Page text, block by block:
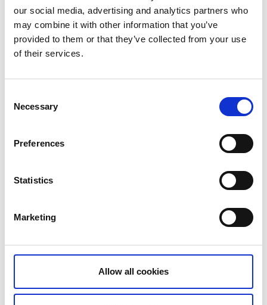
our social media, advertising and analytics partners who
may combine it with other information that you’ve
provided to them or that they’ve collected from your use
of their services.
Selection
Necessary
Preferences
Statistics
Marketing
Allow all cookies
Gunnebos orangeri har rekonstruerats efter Carl
Wilhelm ca 30 ursprungliga ritningar, akvareller,
historiska källor och resultat från arkeologiska
utgrävningar, vilket har möjliggjort framställningen av
om kulturarvshantverk är en central del av detta
3. Har inspirerat Venezuelas flagga